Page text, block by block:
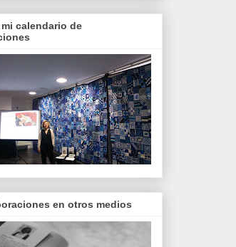
calendario de
en otros medios